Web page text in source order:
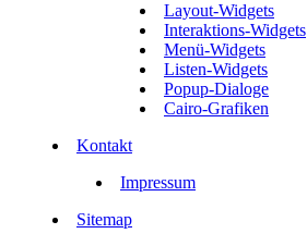
Layout-Widgets
Interaktions-Widgets
Menü-Widgets
Listen-Widgets
Popup-Dialoge
Cairo-Grafiken
Kontakt
Impressum
Sitemap